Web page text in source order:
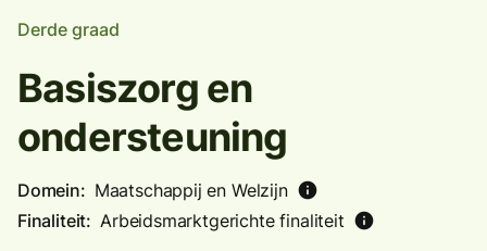
Derde graad
Basiszorg en
ondersteuning
Domein: Maatschappij en Welzijn info
Finaliteit: Arbeidsmarktgerichte finaliteit info